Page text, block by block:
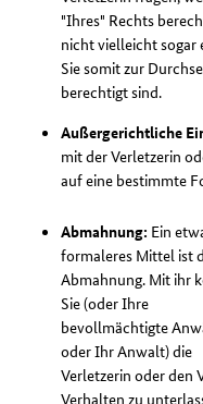
"Ihres" Rechts
nicht vielleicht sogar
Sie somit zur
berechtigt sind.
Außergerichtliche
mit der Verletzerin
auf eine bestimmte
Abmahnung: Ein
formaleres Mittel ist
Abmahnung. Mit ihr
Sie (oder Ihre
bevollmächtigte
oder Ihr Anwalt) die
Verletzerin oder den
Verhalten zu